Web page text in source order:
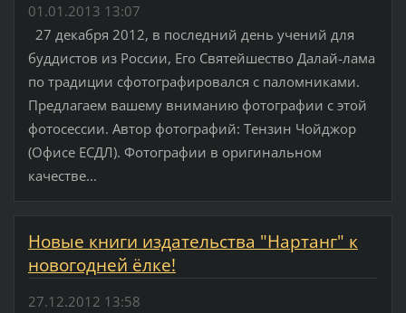
01.01.2013 13:07
27 декабря 2012, в последний день учений для
буддистов из России, Его Святейшество Далай-лама
по традиции сфотографировался с паломниками.
Предлагаем вашему вниманию фотографии с этой
фотосессии. Автор фотографий: Тензин Чойджор
(Офисе ЕСДЛ). Фотографии в оригинальном
качестве...
Новые книги издательства "Нартанг" к
новогодней ёлке!
27.12.2012 13:58